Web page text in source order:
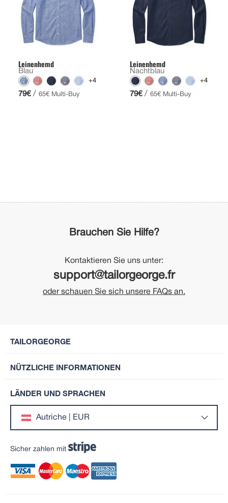
Leinenhemd
Blau
+4
79€ / 65€ Multi-Buy
Leinenhemd
Nachtblau
+4
79€ / 65€ Multi-Buy
Brauchen Sie Hilfe?
Kontaktieren Sie uns unter:
support@tailorgeorge.fr
oder schauen Sie sich unsere FAQs an.
TAILORGEORGE
NÜTZLICHE INFORMATIONEN
LÄNDER UND SPRACHEN
Autriche | EUR
Sicher zahlen mit